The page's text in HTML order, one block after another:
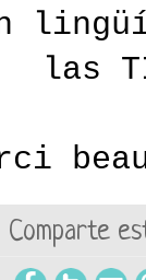
las
Comparte